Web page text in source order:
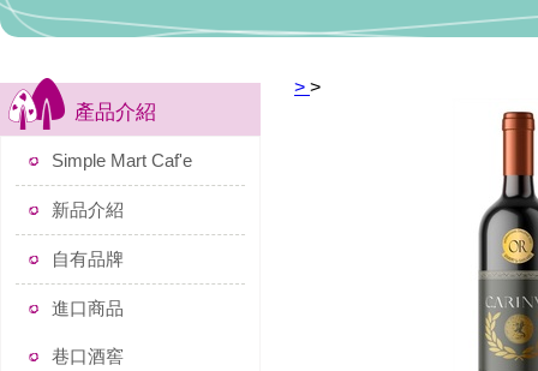
產品介紹
Simple Mart Caf'e
新品介紹
自有品牌
進口商品
巷口酒窖
> >